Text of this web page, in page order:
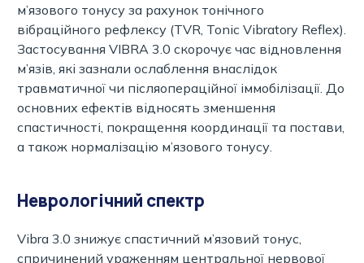
м’язового тонусу за рахунок тонічного
вібраційного рефлексу (TVR, Tonic Vibratory Reflex).
Застосування VIBRA 3.0 скорочує час відновлення
м’язів, які зазнали ослаблення внаслідок
травматичної чи післяопераційної іммобілізації. До
основних ефектів відносять зменшення
спастичності, покращення координації та постави,
а також нормалізацію м’язового тонусу.
Неврологічний спектр
Vibra 3.0 знижує спастичний м’язовий тонус,
спричинений ураженням центральної нервової